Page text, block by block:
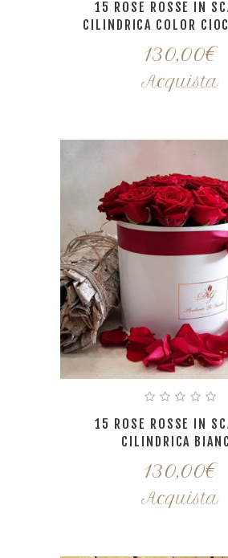
15 ROSE ROSSE IN
CILINDRICA COLOR
130,00€
Acquista
15 ROSE ROSSE IN
CILINDRICA
130,00€
Acquista